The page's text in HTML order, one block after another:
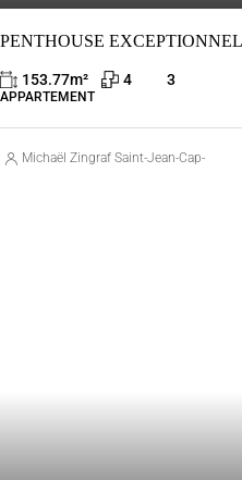
153.77m² 4 3
APPARTEMENT
Michaël Zingraf Saint-Jean-Cap-Ferrat